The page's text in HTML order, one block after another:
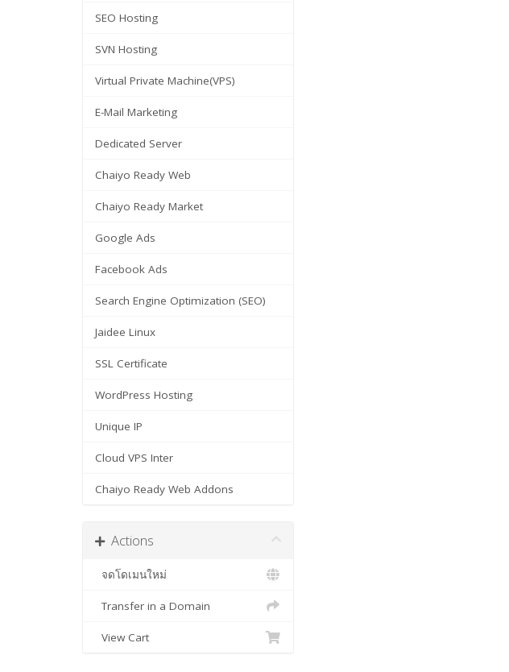
SEO Hosting
SVN Hosting
Virtual Private Machine(VPS)
E-Mail Marketing
Dedicated Server
Chaiyo Ready Web
Chaiyo Ready Market
Google Ads
Facebook Ads
Search Engine Optimization (SEO)
Jaidee Linux
SSL Certificate
WordPress Hosting
Unique IP
Cloud VPS Inter
Chaiyo Ready Web Addons
Actions
จดโดเมนใหม่
Transfer in a Domain
View Cart